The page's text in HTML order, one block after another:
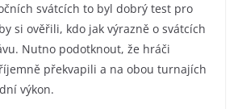
svátcích to byl dobrý test pro
si ověřili, kdo jak výrazně o svátcích
Nutno podotknout, že hráči
překvapili a na obou turnajích
výkon.